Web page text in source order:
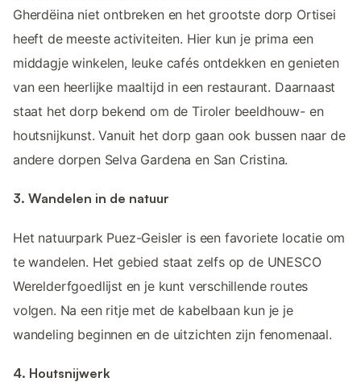
Gherdëina niet ontbreken en het grootste dorp Ortisei
heeft de meeste activiteiten. Hier kun je prima een
middagje winkelen, leuke cafés ontdekken en genieten
van een heerlijke maaltijd in een restaurant. Daarnaast
staat het dorp bekend om de Tiroler beeldhouw- en
houtsnijkunst. Vanuit het dorp gaan ook bussen naar de
andere dorpen Selva Gardena en San Cristina.
3. Wandelen in de natuur
Het natuurpark Puez-Geisler is een favoriete locatie om
te wandelen. Het gebied staat zelfs op de UNESCO
Werelderfgoedlijst en je kunt verschillende routes
volgen. Na een ritje met de kabelbaan kun je je
wandeling beginnen en de uitzichten zijn fenomenaal.
4. Houtsnijwerk